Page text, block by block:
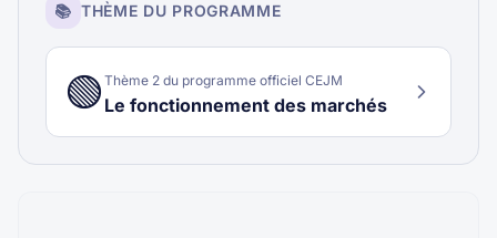
📚 THÈME DU PROGRAMME
🟢 Thème 2 du programme officiel CEJM
Le fonctionnement des marchés